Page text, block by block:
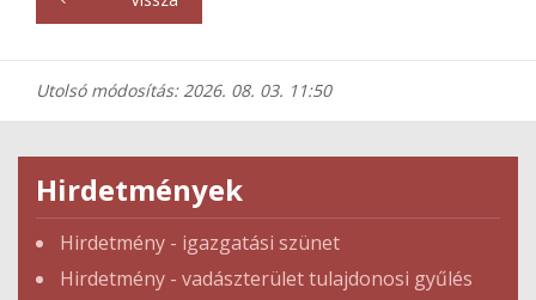
Utolsó módosítás: 2026. 08. 03. 11:50
Hirdetmények
Hirdetmény - igazgatási szünet
Hirdetmény - vadászterület tulajdonosi gyűlés